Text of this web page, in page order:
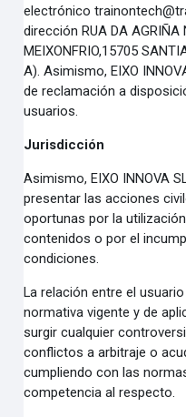
electrónico
dirección RUA DA AGRIÑA
MEIXONFRIO,15705
A). Asimismo, EIXO
dereclamación a
usuarios.
Jurisdicción
Asimismo, EIXO INNOVA
presentar las acciones
oportunas por la
contenidos o por el
condiciones.
La relación entre el
normativa vigente y de
surgir cualquier
conflictos a arbitraje o
cumpliendo con las
competencia al respecto.